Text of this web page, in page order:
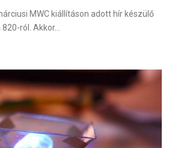
MWC kiállításon adott hír készülő
ról. Akkor…